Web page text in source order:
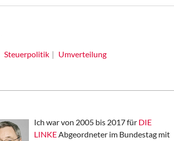
Steuerpolitik Umverteilung
Ich war von 2005 bis 2017 für DIE
LINKEAbgeordneter im Bundestag mit